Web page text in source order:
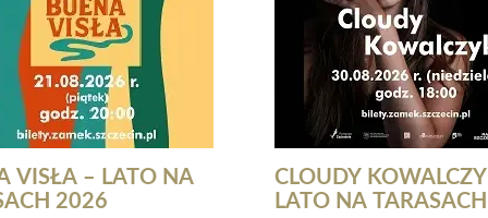
VISŁA – LATO NA
2026
CLOUDY
LATO NA